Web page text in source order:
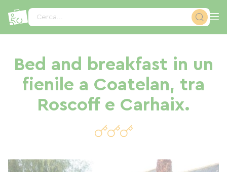
Cerca...
Bed and breakfast in un
fienile a Coatelan, tra
Roscoff e Carhaix.
Pannello di gestione dei cookies